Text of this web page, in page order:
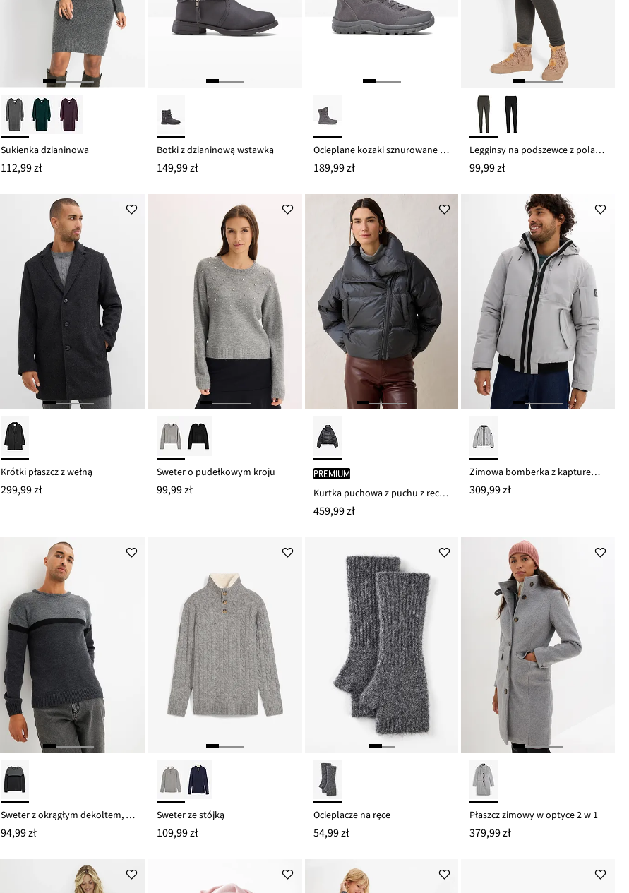
Sukienka dzianinowa
112,99 zł
Botki z dzianinową wstawką
149,99 zł
Ocieplane kozaki sznurowane z membraną Tex
189,99 zł
Legginsy na podszewce z polaru baranka
99,99 zł
Krótki płaszcz z wełną
299,99 zł
Sweter o pudełkowym kroju
99,99 zł
PREMIUM
Kurtka puchowa z puchu z recyklingu, hydrofobowa
459,99 zł
Zimowa bomberka z kapturem i sportowymi detalami
309,99 zł
Sweter z okrągłym dekoltem, z blokami kolorów, z łatwego w pielęgnacji materiału
94,99 zł
Sweter ze stójką
109,99 zł
Ocieplacze na ręce
54,99 zł
Płaszcz zimowy w optyce 2 w 1
379,99 zł